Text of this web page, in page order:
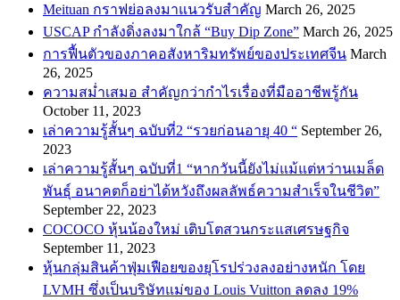
Meituan กราฟย่อลงมาแนวรับสำคัญ March 26, 2025
USCAP กำลังดิ่งลงมาใกล้ “Buy Dip Zone” March 26, 2025
การฟื้นตัวของภาคอสังหาริมทรัพย์ของประเทศจีน March
26, 2025
ความสม่ำเสมอ สำคัญกว่ากำไรเรื่องที่มืออาชีพรู้กัน
October 11, 2023
เล่าความรู้สั้นๆ ฉบับที่2 “รวยก่อนอายุ 40 “ September 26,
2023
เล่าความรู้สั้นๆ ฉบับที่1 “หากวันนี้ยังไม่แม้แต่หว่านเมล็ด
พันธ์ุ อนาคตก็อย่าได้หวังถึงผลลัพธ์ความสำเร็จในชีวิต”
September 22, 2023
COCOCO หุ้นน้องใหม่ เติบโตสวนกระแสเศรษฐกิจ
September 11, 2023
หุ้นกลุ่มสินค้าฟุ่มเฟือยของยุโรปร่วงลงอย่างหนัก โดย
LVMH ซึ่งเป็นบริษัทแม่ของ Louis Vuitton ลดลง 19%